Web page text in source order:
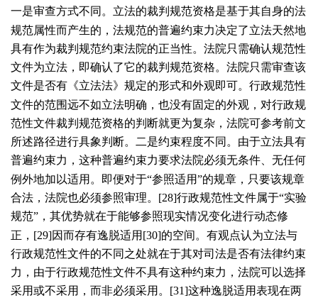
一是审查方式不同。立法的裁判规范资格是基于其自身的法
规范属性而产生的，法规范的普遍约束力决定了立法天然地
具有作为裁判规范约束法院的正当性。法院只需确认规范性
文件为立法，即确认了它的裁判规范资格。法院只需审查该
文件是否有《立法法》规定的形式和外观即可。行政规范性
文件的范围远不如立法明确，也没有固定的外观，对行政规
范性文件裁判规范资格的判断就更为复杂，法院可参考前文
所述路径进行具象判断。二是约束程度不同。由于立法具有
普遍约束力，这种普遍约束力要求法院必须无条件、无任何
例外地加以适用。即便对于“参照适用”的规章，只要该规章
合法，法院也必须参照审理。[28]行政规范性文件属于“实验
规范”，其优势就在于能够参照现实情况变化进行动态修
正，[29]因而存有逸脱适用[30]的空间。有观点认为立法与
行政规范性文件的不同之处就在于其对司法是否有法律约束
力，由于行政规范性文件不具有这种约束力，法院可以选择
采用或不采用，而非必须采用。[31]这种逸脱适用表现在两